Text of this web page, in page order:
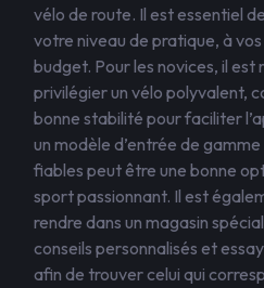
vélo de route. Il est essentiel
votre niveau de pratique, à
budget. Pour les novices, il est
privilégier un vélo polyvalent,
bonne stabilité pour faciliter
un modèle d’entrée de
fiables peut être une bonne
sport passionnant. Il est
rendre dans un magasin
conseils personnalisés et
afin de trouver celui qui